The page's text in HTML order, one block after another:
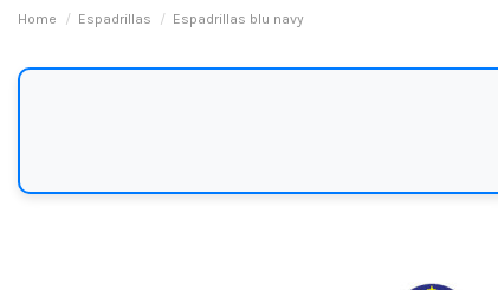
Home Espadrillas Espadrillas blu navy